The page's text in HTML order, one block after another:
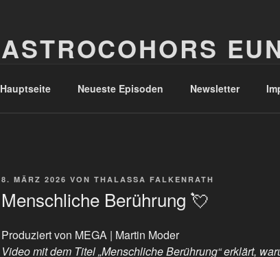
ASTROCOHORS
Hauptseite Neueste Episoden Newsletter
VERÖFFENTLICHT
8. MÄRZ 2026 VON THALASSA FALKENRATH
Menschliche Berührung 💘
Produziert von MEGA | Martin Moder
Video mit dem Titel „Menschliche Berührung“ erklärt,